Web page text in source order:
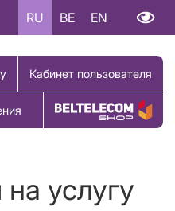
RU BE EN
Кабинет пользователя
Купить товар
услугу